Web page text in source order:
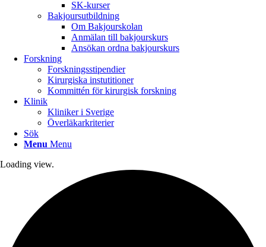
SK-kurser
Bakjoursutbildning
Om Bakjourskolan
Anmälan till bakjourskurs
Ansökan ordna bakjourskurs
Forskning
Forskningsstipendier
Kirurgiska instutitioner
Kommittén för kirurgisk forskning
Klinik
Kliniker i Sverige
Överläkarkriterier
Sök
Menu Menu
Loading view.